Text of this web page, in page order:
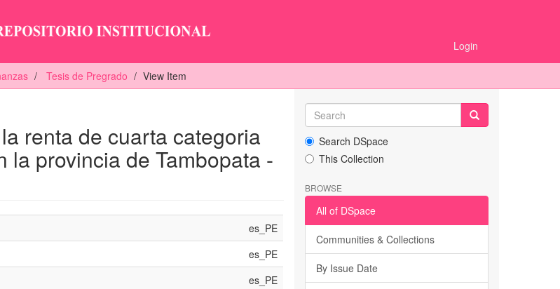
Login
Tesis de Pregrado View Item
renta de cuarta categoria
provincia de Tambopata -
es_PE
es_PE
es_PE
Search DSpace
This Collection
BROWSE
All of DSpace
Communities & Collections
By Issue Date